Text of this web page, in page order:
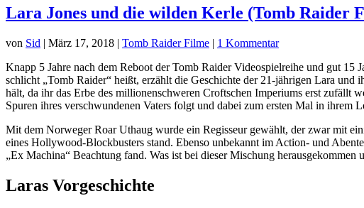
Lara Jones und die wilden Kerle (Tomb Raider
von Sid | März 17, 2018 | Tomb Raider Filme | 1 Kommentar
Knapp 5 Jahre nach dem Reboot der Tomb Raider Videospielreihe und gut
schlicht „Tomb Raider“ heißt, erzählt die Geschichte der 21-jährigen Lara
hält, da ihr das Erbe des millionenschweren Croftschen Imperiums erst
Spuren ihres verschwundenen Vaters folgt und dabei zum ersten Mal in ihrem
Mit dem Norweger Roar Uthaug wurde ein Regisseur gewählt, der zwar mit
eines Hollywood-Blockbusters stand. Ebenso unbekannt im Action- und
„Ex Machina“ Beachtung fand. Was ist bei dieser Mischung
Laras Vorgeschichte